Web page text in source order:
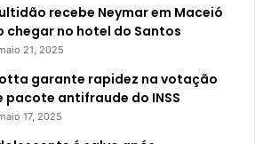
recebe Neymar em Maceió
chegar no hotel do Santos
21, 2025
garante rapidez na votação
pacote antifraude do INSS
17, 2025